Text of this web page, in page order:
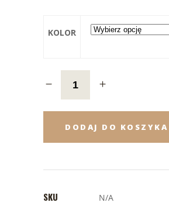
KOLOR
DODAJ DO KOSZYKA
SKU N/A